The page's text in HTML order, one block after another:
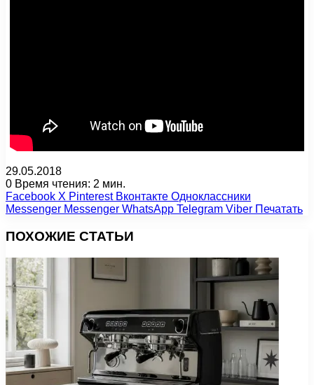
29.05.2018
0 Время чтения: 2 мин.
Facebook X Pinterest Вконтакте Одноклассники
Messenger Messenger WhatsApp Telegram Viber Печатать
ПОХОЖИЕ СТАТЬИ